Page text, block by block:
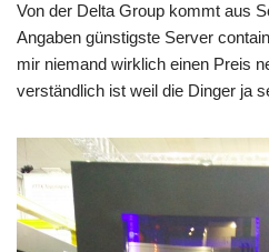
Von der Delta Group kommt aus
Angaben günstigste Server
mir niemand wirklich einen Preis
verständlich ist weil die Dinger ja